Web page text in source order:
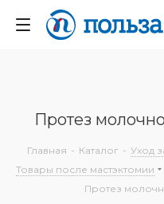
Протез
Главная - Каталог - Уход
Товары после мастэктомии
Протез